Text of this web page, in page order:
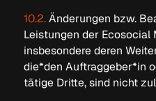
10.2.Änderungen bzw.
Leistungen der Ecosocial
insbesondere deren
die*den Auftraggeber*in
tätige Dritte, sind nicht